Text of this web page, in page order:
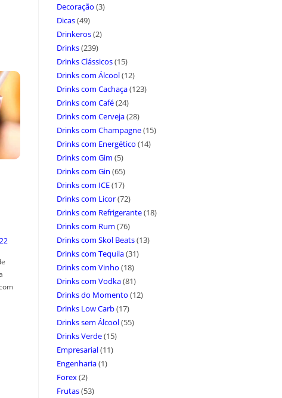
Decoração (3)
Dicas(49)
Drinkeros(2)
Drinks(239)
Drinks Clássicos(15)
Drinks com Álcool(12)
Drinks com Cachaça(123)
Drinks com Café(24)
Drinks com Cerveja(28)
Drinks com Champagne(15)
Drinks com Energético (14)
Drinks com Gim (5)
Drinks com Gin (65)
Drinks com ICE(17)
Drinks com Licor(72)
Drinks com Refrigerante(18)
Drinks com Rum (76)
Drinks com Skol Beats(13)
Drinks com Tequila(31)
Drinks com Vinho (18)
Drinks com Vodka(81)
Drinks do Momento (12)
Drinks Low Carb(17)
Drinks sem Álcool(55)
Drinks Verde(15)
Empresarial(11)
Engenharia(1)
Forex(2)
Frutas(53)